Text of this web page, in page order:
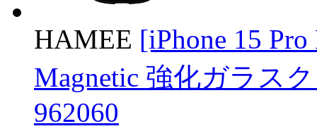
HAMEE [iPhone 15
Magnetic 強化ガラス
962060